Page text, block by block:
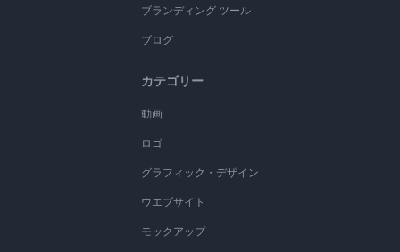
ブランディング ツール
ブログ
カテゴリー
動画
ロゴ
グラフィック・デザイン
ウエブサイト
モックアップ